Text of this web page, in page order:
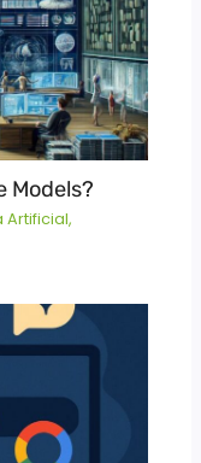
Models?
Artificial,